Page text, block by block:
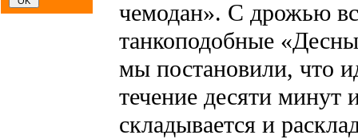
чемодан». С дрожью
танкоподобные
мы постановили, что
течение десяти минут
складывается и